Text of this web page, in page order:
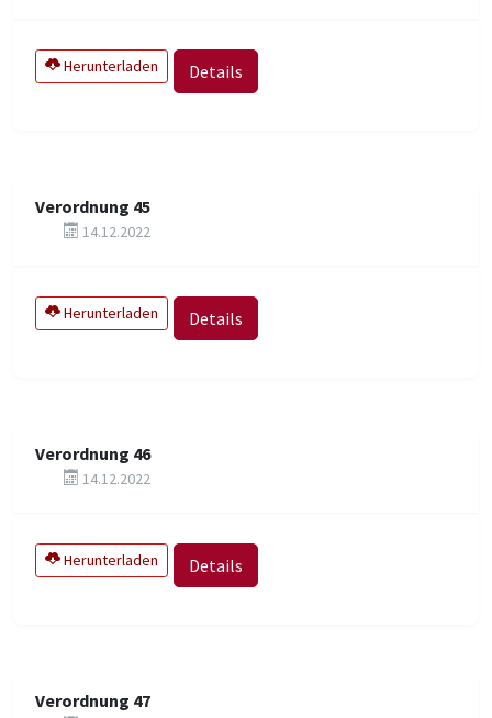
Herunterladen Details
Verordnung 45
14.12.2022
Herunterladen Details
Verordnung 46
14.12.2022
Herunterladen Details
Verordnung 47